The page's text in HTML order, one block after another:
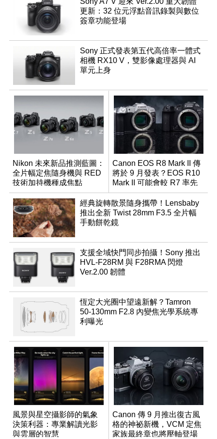
更新：32 位元浮點音訊錄製與數位
簽章功能登場
Sony 正式發表第五代高倍率一體式
相機 RX10 V，雙影像處理器與 AI
單元上身
Nikon 未來新品推測藍圖：
全片幅定焦隨身機與 RED
技術加持機種成焦點
Canon EOS R8 Mark II 傳
將於 9 月發表？EOS R10
Mark II 可能會較 R7 率先
推出
經典旋轉散景隨身攜帶！Lensbaby
推出全新 Twist 28mm F3.5 全片幅
手動餅乾鏡
支援全域快門同步拍攝！Sony 推出
HVL-F28RM 與 F28RMA 閃燈
Ver.2.00 韌體
恆定大光圈中望遠新解？Tamron
50-130mm F2.8 內變焦光學系統專
利曝光
風景與星空攝影師的氣象
決策利器：專業解讀光影
與雲層的智慧
Canon 傳 9 月推出復古風
格的神祕新機，VCM 定焦
家族最終章也將壓軸登場